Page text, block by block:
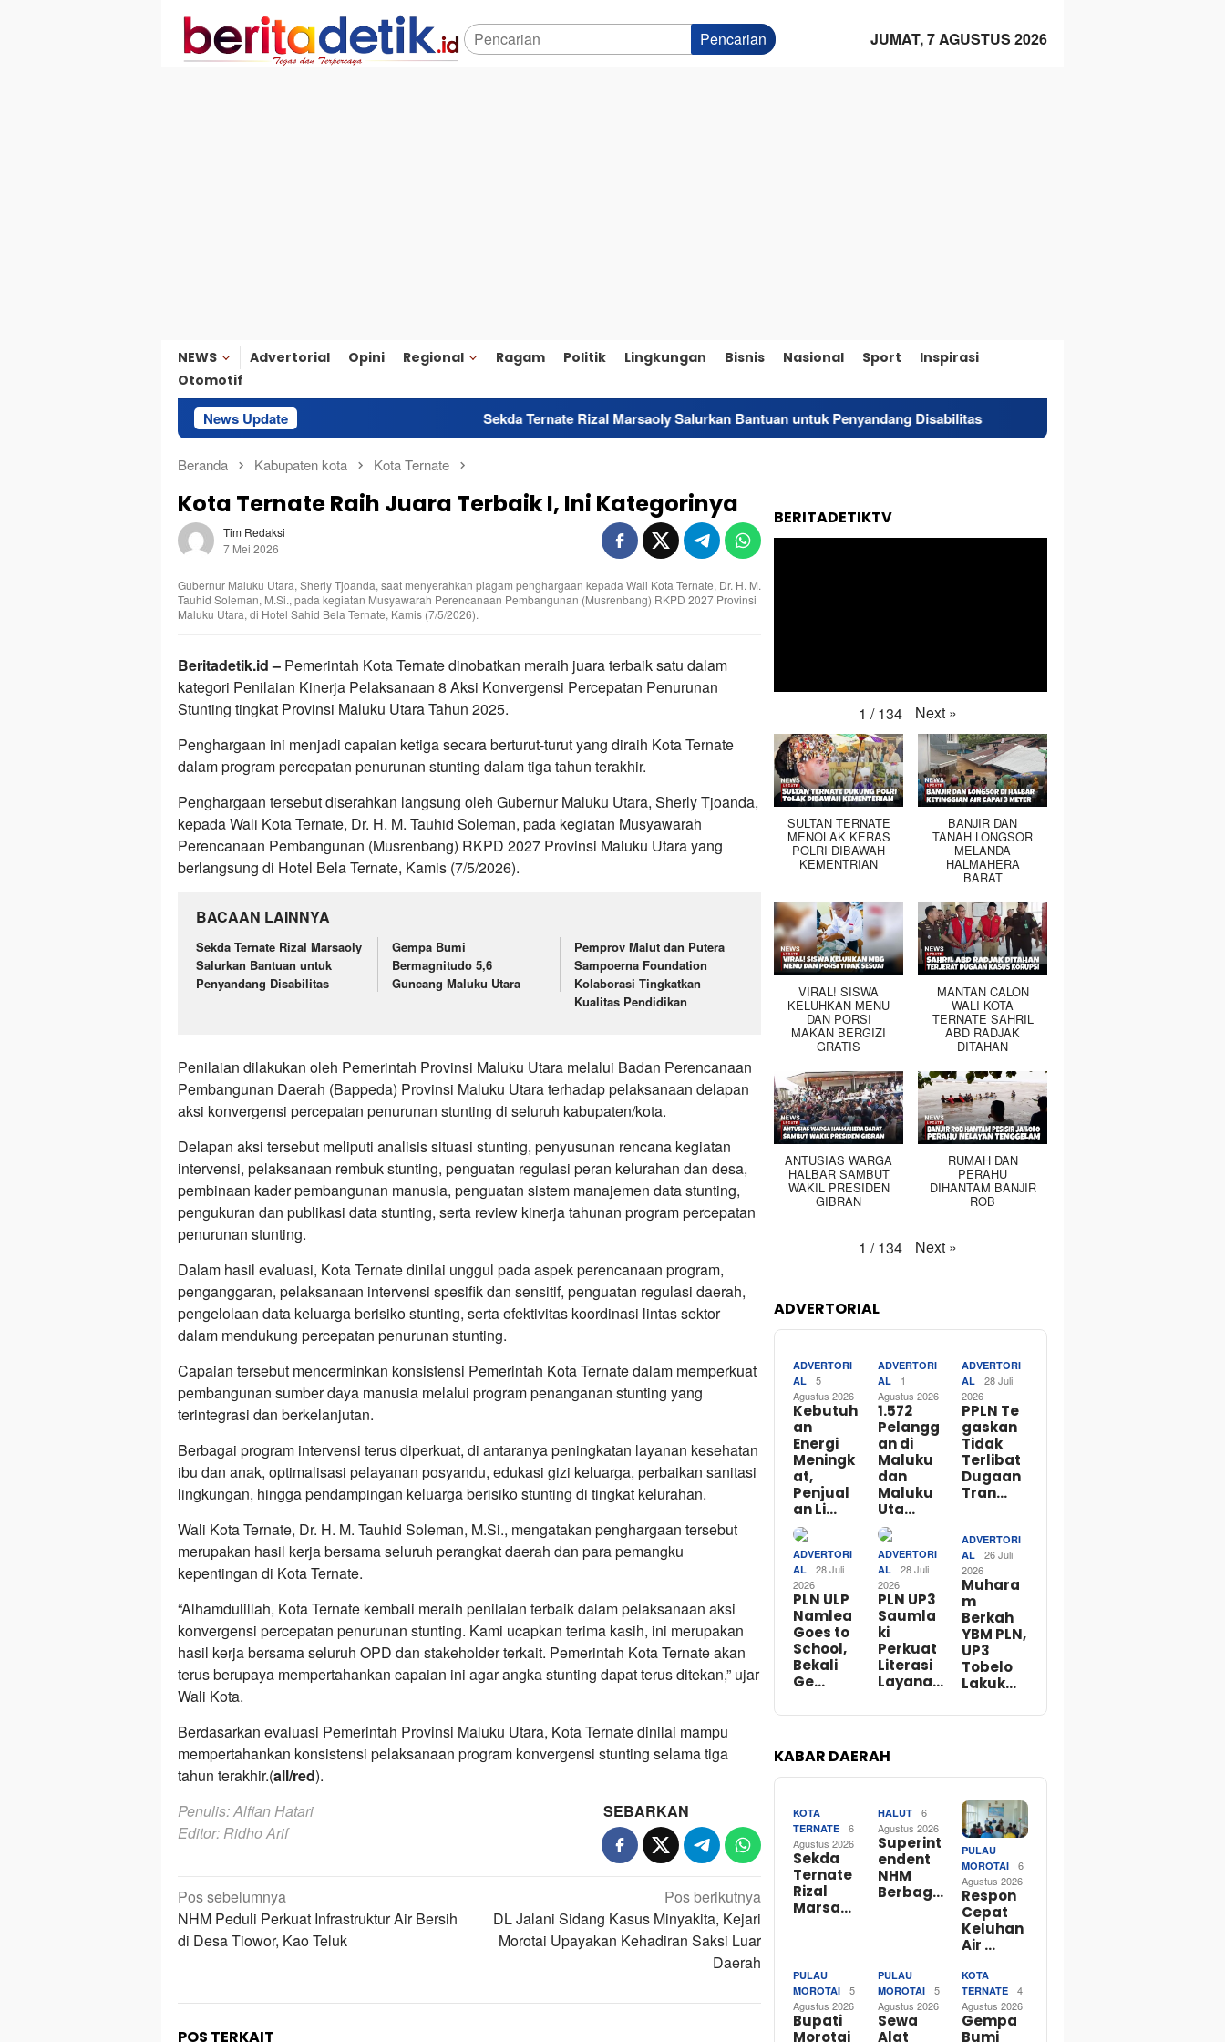
konten
Pencarian JUMAT, 7 AGUSTUS 2026
NEWS Advertorial Opini Regional Ragam Politik Lingkungan Bisnis Nasional Sport
Inspirasi
Otomotif
News Update Sekda Ternate Rizal Marsaoly Salurkan Bantuan untuk Penyandang Disabilitas Superintendent NHM Berbagi Wawasan di
Beranda Kabupaten kota Kota Ternate
Kota Ternate Raih Juara Terbaik I, Ini Kategorinya
Tim Redaksi
7 Mei 2026
Gubernur Maluku Utara, Sherly Tjoanda, saat menyerahkan piagam penghargaan kepada Wali Kota Ternate, Dr. H. M.
Tauhid Soleman, M.Si., pada kegiatan Musyawarah Perencanaan Pembangunan (Musrenbang) RKPD 2027 Provinsi
Maluku Utara, di Hotel Sahid Bela Ternate, Kamis (7/5/2026).
Beritadetik.id – Pemerintah Kota Ternate dinobatkan meraih juara terbaik satu dalam
kategori Penilaian Kinerja Pelaksanaan 8 Aksi Konvergensi Percepatan Penurunan
Stunting tingkat Provinsi Maluku Utara Tahun 2025.
Penghargaan ini menjadi capaian ketiga secara berturut-turut yang diraih Kota Ternate
dalam program percepatan penurunan stunting dalam tiga tahun terakhir.
Penghargaan tersebut diserahkan langsung oleh Gubernur Maluku Utara, Sherly Tjoanda,
kepada Wali Kota Ternate, Dr. H. M. Tauhid Soleman, pada kegiatan Musyawarah
Perencanaan Pembangunan (Musrenbang) RKPD 2027 Provinsi Maluku Utara yang
berlangsung di Hotel Bela Ternate, Kamis (7/5/2026).
BACAAN LAINNYA
Sekda Ternate Rizal Marsaoly
Salurkan Bantuan untuk
Penyandang Disabilitas
Gempa Bumi
Bermagnitudo 5,6
Guncang Maluku Utara
Pemprov Malut dan Putera
Sampoerna Foundation
Kolaborasi Tingkatkan
Kualitas Pendidikan
Penilaian dilakukan oleh Pemerintah Provinsi Maluku Utara melalui Badan Perencanaan
Pembangunan Daerah (Bappeda) Provinsi Maluku Utara terhadap pelaksanaan delapan
aksi konvergensi percepatan penurunan stunting di seluruh kabupaten/kota.
Delapan aksi tersebut meliputi analisis situasi stunting, penyusunan rencana kegiatan
intervensi, pelaksanaan rembuk stunting, penguatan regulasi peran kelurahan dan desa,
pembinaan kader pembangunan manusia, penguatan sistem manajemen data stunting,
pengukuran dan publikasi data stunting, serta review kinerja tahunan program percepatan
penurunan stunting.
Dalam hasil evaluasi, Kota Ternate dinilai unggul pada aspek perencanaan program,
penganggaran, pelaksanaan intervensi spesifik dan sensitif, penguatan regulasi daerah,
pengelolaan data keluarga berisiko stunting, serta efektivitas koordinasi lintas sektor
dalam mendukung percepatan penurunan stunting.
Capaian tersebut mencerminkan konsistensi Pemerintah Kota Ternate dalam memperkuat
pembangunan sumber daya manusia melalui program penanganan stunting yang
terintegrasi dan berkelanjutan.
Berbagai program intervensi terus diperkuat, di antaranya peningkatan layanan kesehatan
ibu dan anak, optimalisasi pelayanan posyandu, edukasi gizi keluarga, perbaikan sanitasi
lingkungan, hingga pendampingan keluarga berisiko stunting di tingkat kelurahan.
Wali Kota Ternate, Dr. H. M. Tauhid Soleman, M.Si., mengatakan penghargaan tersebut
merupakan hasil kerja bersama seluruh perangkat daerah dan para pemangku
kepentingan di Kota Ternate.
“Alhamdulillah, Kota Ternate kembali meraih penilaian terbaik dalam pelaksanaan aksi
konvergensi percepatan penurunan stunting. Kami ucapkan terima kasih, ini merupakan
hasil kerja bersama seluruh OPD dan stakeholder terkait. Pemerintah Kota Ternate akan
terus berupaya mempertahankan capaian ini agar angka stunting dapat terus ditekan,” ujar
Wali Kota.
Berdasarkan evaluasi Pemerintah Provinsi Maluku Utara, Kota Ternate dinilai mampu
mempertahankan konsistensi pelaksanaan program konvergensi stunting selama tiga
tahun terakhir.(all/red).
Penulis: Alfian Hatari
Editor: Ridho Arif
SEBARKAN
Navigasi
pos
Pos sebelumnya
NHM Peduli Perkuat Infrastruktur Air Bersih
di Desa Tiowor, Kao Teluk
Pos berikutnya
DL Jalani Sidang Kasus Minyakita, Kejari
Morotai Upayakan Kehadiran Saksi Luar
Daerah
POS TERKAIT
BERITADETIKTV
1 / 134 Next »
SULTAN TERNATE
MENOLAK KERAS
POLRI DIBAWAH
KEMENTRIAN
BANJIR DAN
TANAH LONGSOR
MELANDA
HALMAHERA
BARAT
VIRAL! SISWA
KELUHKAN MENU
DAN PORSI
MAKAN BERGIZI
GRATIS
MANTAN CALON
WALI KOTA
TERNATE SAHRIL
ABD RADJAK
DITAHAN
ANTUSIAS WARGA
HALBAR SAMBUT
WAKIL PRESIDEN
GIBRAN
RUMAH DAN
PERAHU
DIHANTAM BANJIR
ROB
1 / 134 Next »
ADVERTORIAL
ADVERTORI
AL
5
Agustus 2026
Kebutuh
an
Energi
Meningk
at,
Penjual
an Li…
ADVERTORI
AL
1
Agustus 2026
1.572
Pelangg
an di
Maluku
dan
Maluku
Uta…
ADVERTORI
AL
28 Juli
2026
PPLN Te
gaskan
Tidak
Terlibat
Dugaan
Tran…
ADVERTORI
AL
28 Juli
2026
PLN ULP
Namlea
Goes to
School,
Bekali
Ge…
ADVERTORI
AL
28 Juli
2026
PLN UP3
Saumla
ki
Perkuat
Literasi
Layana…
ADVERTORI
AL
26 Juli
2026
Muhara
m
Berkah
YBM PLN,
UP3
Tobelo
Lakuk…
KABAR DAERAH
KOTA
TERNATE
6
Agustus 2026
Sekda
Ternate
Rizal
Marsa…
HALUT
6
Agustus 2026
Superint
endent
NHM
Berbag…
PULAU
MOROTAI
6
Agustus 2026
Respon
Cepat
Keluhan
Air …
PULAU
MOROTAI
5
Agustus 2026
Bupati
Morotai
PULAU
MOROTAI
5
Agustus 2026
Sewa
Alat
KOTA
TERNATE
4
Agustus 2026
Gempa
Bumi